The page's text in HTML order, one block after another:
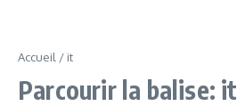
Accueil / it
Parcourir la balise: it